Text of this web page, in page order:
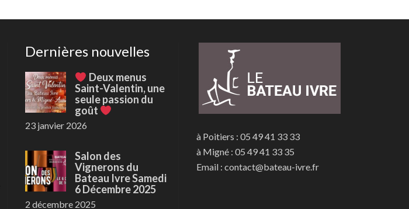
Dernières nouvelles
Deux menus
Saint-Valentin, une
seule passion du
goût
23 janvier 2026
Salon des
Vignerons du
Bateau Ivre Samedi
6 Décembre 2025
2 décembre 2025
à Poitiers : 05 49 41 33 33
à Migné : 05 49 41 33 35
Email : contact@bateau-ivre.fr